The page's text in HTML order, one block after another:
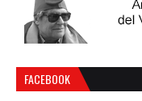
FACEBOOK